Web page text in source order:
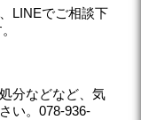
LINEでご相談下
分などなど、気
い。078-936-